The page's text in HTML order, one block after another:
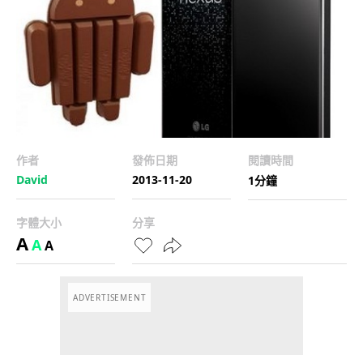
作者
David
發佈日期
2013-11-20
閱讀時間
1分鐘
字體大小
AAA
分享
ADVERTISEMENT